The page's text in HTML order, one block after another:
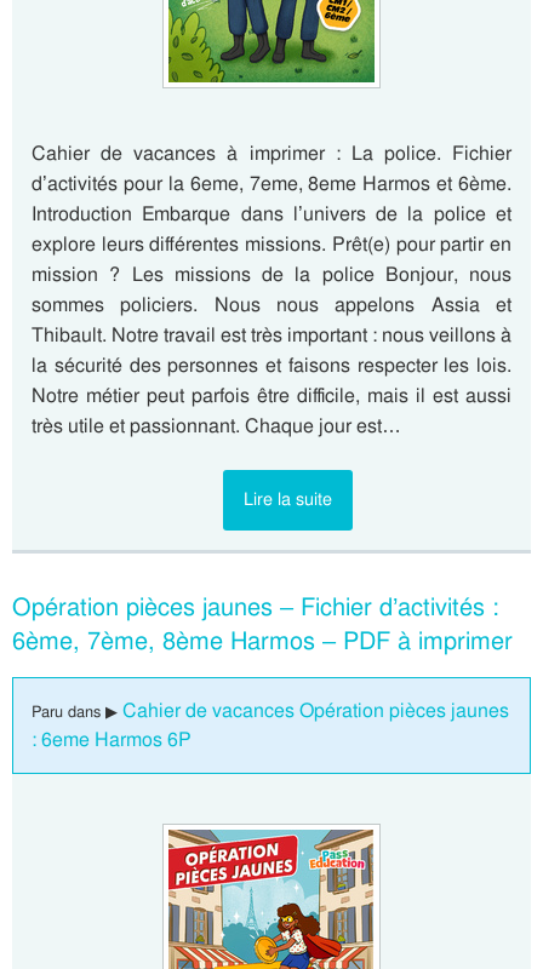
Cahier de vacances à imprimer : La police. Fichier
d’activités pour la 6eme, 7eme, 8eme Harmos et 6ème.
Introduction Embarque dans l’univers de la police et
explore leurs différentes missions. Prêt(e) pour partir en
mission ? Les missions de la police Bonjour, nous
sommes policiers. Nous nous appelons Assia et
Thibault. Notre travail est très important : nous veillons à
la sécurité des personnes et faisons respecter les lois.
Notre métier peut parfois être difficile, mais il est aussi
très utile et passionnant. Chaque jour est…
Lire la suite
Opération pièces jaunes – Fichier d’activités :
6ème, 7ème, 8ème Harmos – PDF à imprimer
Paru dans ▶ Cahier de vacances Opération pièces jaunes
: 6eme Harmos 6P